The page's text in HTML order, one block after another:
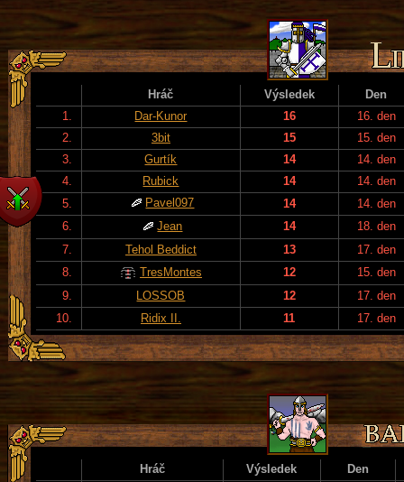
Hráč Výsledek
Den
1.
Dar-Kunor 16
16. den
2.
3bit 15
15. den
3.
Gurtík 14
14. den
4.
Rubick 14
14. den
5.
Pavel097 14
14. den
6.
Jean 14
18. den
7.
Tehol Beddict 13
17. den
8.
TresMontes 12
15. den
9.
LOSSOB 12
17. den
10.
Ridix II. 11 17. den
Hráč Výsledek
Den